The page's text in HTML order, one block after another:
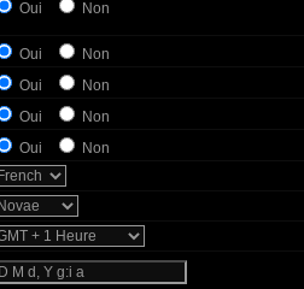
Oui Non
Oui
Non
Oui
Non
Oui
Non
Oui
Non